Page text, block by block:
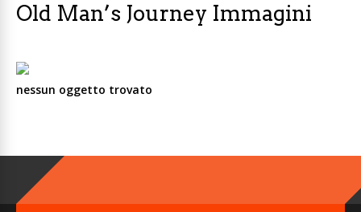
Old Man’s Journey Immagini
nessun oggetto trovato